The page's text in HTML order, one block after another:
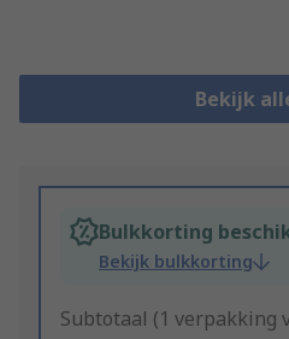
Bekijk
Bulkkorting
Bekijk bulkkorting
Subtotaal (1 verpakking